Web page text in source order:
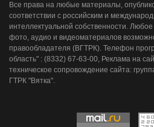
Все права на любые материалы,
соответствии с российским и
интеллектуальной собственности.
фото, аудио и видеоматериалов
правообладателя (ВГТРК). Телефон
область" : (8332) 67-63-00, Реклама на
техническое сопровождение сайта:
ГТРК "Вятка".